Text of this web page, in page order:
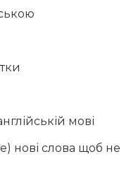
мові
нові слова щоб не